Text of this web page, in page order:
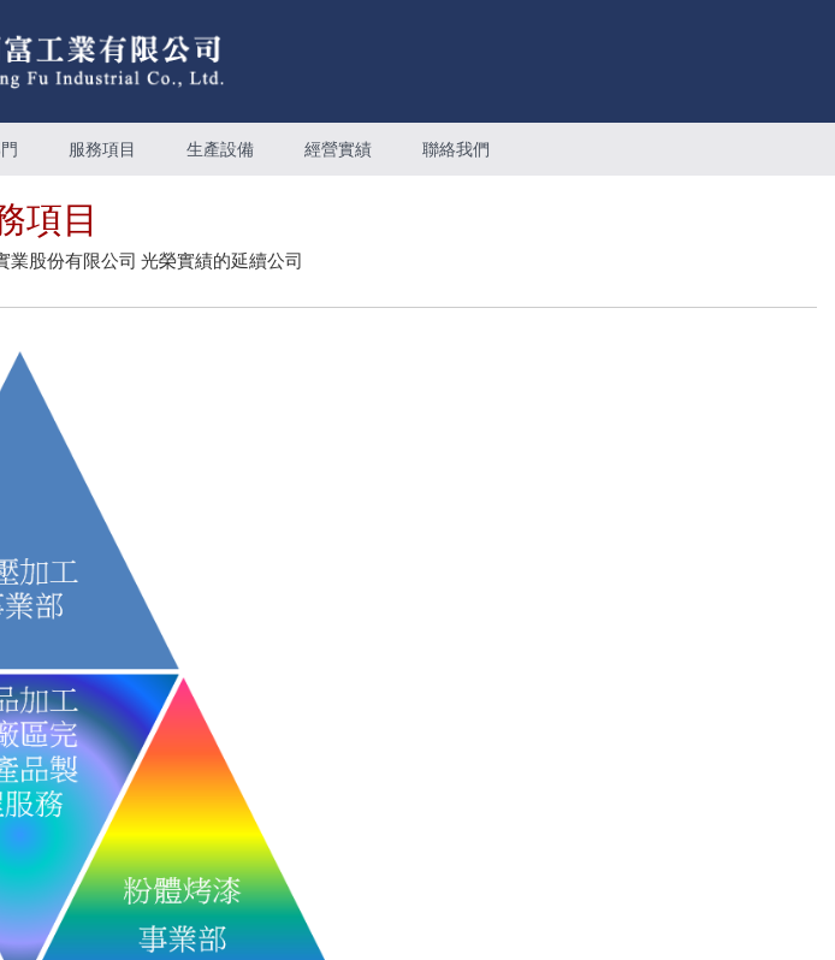
服務項目 生產設備 經營實績 聯絡我們
項目
業股份有限公司 光榮實績的延續公司